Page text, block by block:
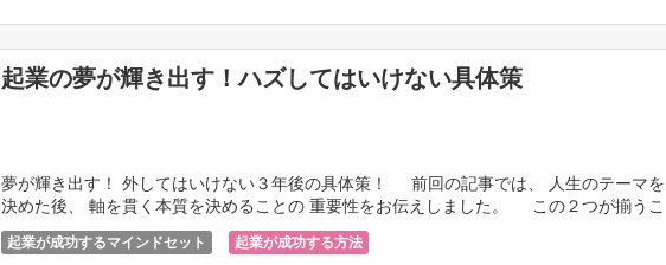
起業の夢が輝き出す！ハズしてはいけない具体策
夢が輝き出す！ 外してはいけない３年後の具体策！ 前回の記事では、 人生のテーマを
決めた後、 軸を貫く本質を決めることの 重要性をお伝えしました。 この２つが揃うこ
[…]
起業が成功するマインドセット 起業が成功する方法